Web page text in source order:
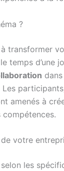
?
transformer
temps d’une
amenés à
compétences.
votre
les